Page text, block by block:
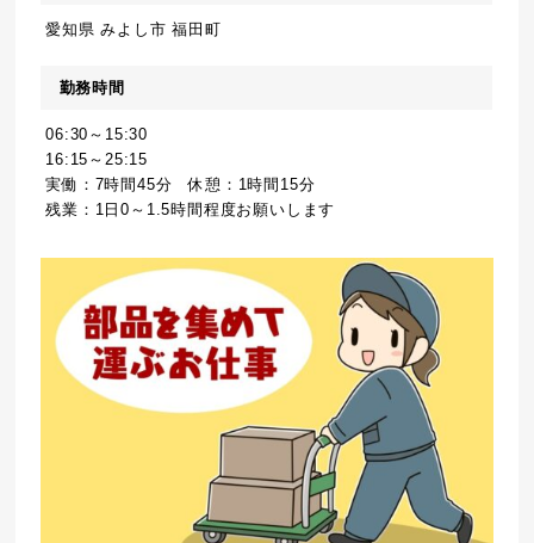
愛知県 みよし市 福田町
勤務時間
06:30～15:30
16:15～25:15
実働：7時間45分 休憩：1時間15分
残業：1日0～1.5時間程度お願いします